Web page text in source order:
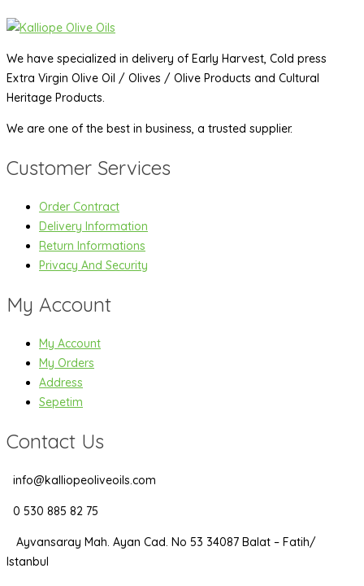
We have specialized in delivery of Early Harvest, Cold press
Extra Virgin Olive Oil / Olives / Olive Products and Cultural
Heritage Products.
We are one of the best in business, a trusted supplier.
Customer Services
Order Contract
Delivery Information
Return Informations
Privacy And Security
My Account
My Account
My Orders
Address
Sepetim
Contact Us
info@kalliopeoliveoils.com
0 530 885 82 75
Ayvansaray Mah. Ayan Cad. No 53 34087 Balat – Fatih/
Istanbul